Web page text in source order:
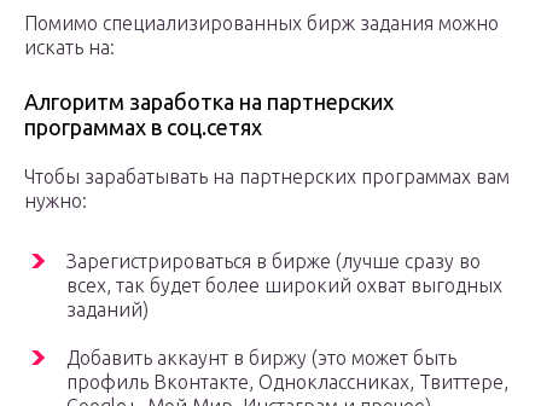
Помимо специализированных бирж задания можно
искать на:
Алгоритм заработка на партнерских
программах в соц.сетях
Чтобы зарабатывать на партнерских программах вам
нужно:
Зарегистрироваться в бирже (лучше сразу во
всех, так будет более широкий охват выгодных
заданий)
Добавить аккаунт в биржу (это может быть
профиль Вконтакте, Одноклассниках, Твиттере,